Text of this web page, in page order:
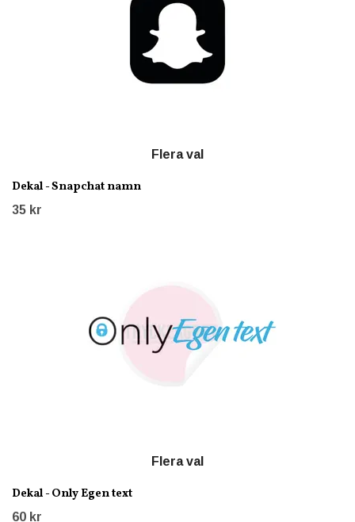
Flera val
Dekal - Snapchat namn
35 kr
Flera val
Dekal - Only Egen text
60 kr